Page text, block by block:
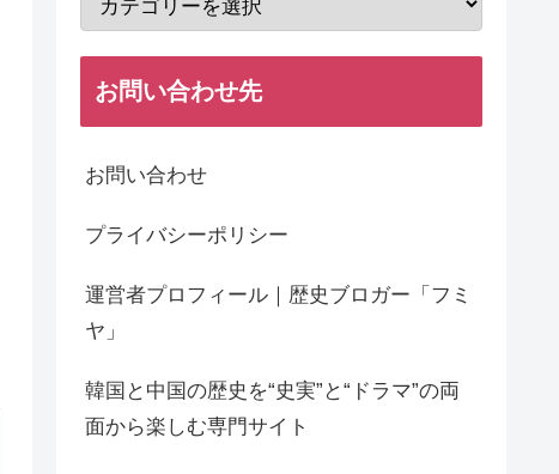
お問い合わせ先
お問い合わせ
プライバシーポリシー
運営者プロフィール｜歴史ブロガー「フミ
ヤ」
韓国と中国の歴史を“史実”と“ドラマ”の両
面から楽しむ専門サイト